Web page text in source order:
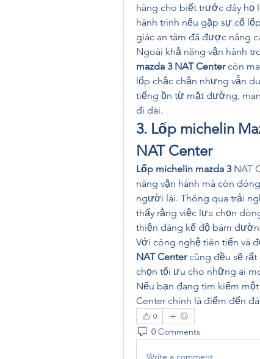
hàng cho biết trước đây
hành trình nếu gặp sự cố
giác an tâm đã được nâng
Ngoài khả năng vận hành
mazda 3 NAT Center còn
lốp chắc chắn nhưng vẫn
tiếng ồn từ mặt đường,
đi dài.
3. Lốp michelin
NAT Center
Lốp michelin mazda 3 NAT
năng vận hành mà còn
người lái. Thông qua trải
thấy rằng việc lựa chọn
thiện đáng kể độ bám
Với công nghệ tiên tiến và
NAT Center cũng đều sẽ rất
chọn tối ưu cho những ai
Nếu bạn đang tìm kiếm
Center chính là điểm đến
0
0 Comments
Write a comment...